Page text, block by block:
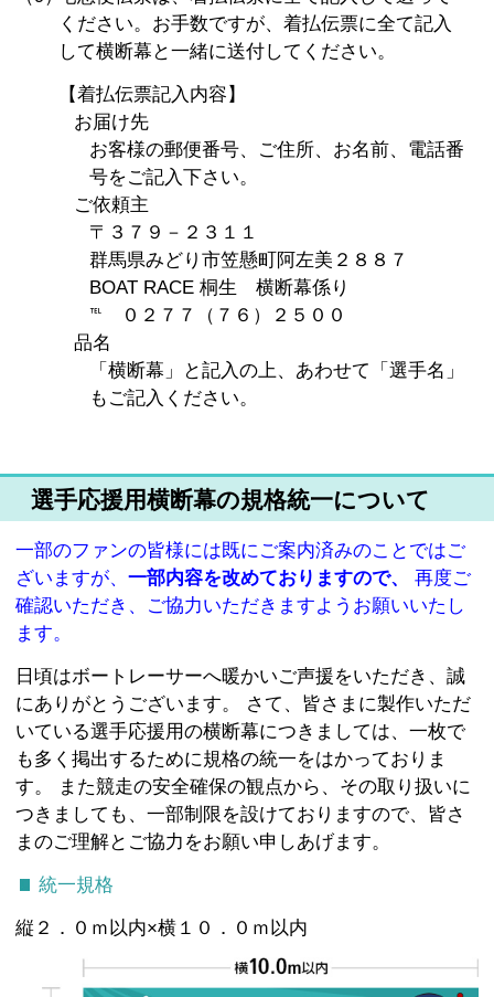
ください。お手数ですが、着払伝票に全て記入
して横断幕と一緒に送付してください。
【着払伝票記入内容】
お届け先
お客様の郵便番号、ご住所、お名前、電話番
号をご記入下さい。
ご依頼主
〒３７９－２３１１
群馬県みどり市笠懸町阿左美２８８７
BOAT RACE 桐生 横断幕係り
℡ ０２７７（７６）２５００
品名
「横断幕」と記入の上、あわせて「選手名」
もご記入ください。
選手応援用横断幕の規格統一について
一部のファンの皆様には既にご案内済みのことではご
ざいますが、 一部内容を改めておりますので、
再度ご
確認いただき、ご協力いただきますようお願いいたし
ます。
日頃はボートレーサーへ暖かいご声援をいただき、誠
にありがとうございます。 さて、皆さまに製作いただ
いている選手応援用の横断幕につきましては、一枚で
も多く掲出するために規格の統一をはかっておりま
す。 また競走の安全確保の観点から、その取り扱いに
つきましても、一部制限を設けておりますので、皆さ
まのご理解とご協力をお願い申しあげます。
統一規格
縦２．０ｍ以内×横１０．０ｍ以内